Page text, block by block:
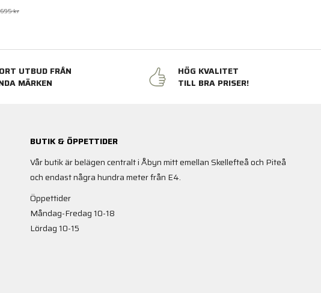
695 kr
UTBUD FRÅN
MÄRKEN
HÖG KVALITET
TILL BRA PRISER!
BUTIK & ÖPPETTIDER
Vår butik är belägen centralt i Åbyn mitt emellan Skellefteå och Piteå
och endast några hundra meter från E4.
Öppettider
Måndag-Fredag 10-18
Lördag 10-15